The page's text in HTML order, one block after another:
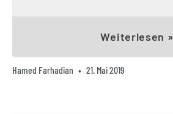
Weiterlesen »
Hamed Farhadian 21. Mai 2019